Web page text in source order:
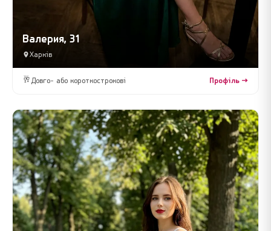
Валерия, 31
Харків
🥂 Довго- або короткострокові Профіль →